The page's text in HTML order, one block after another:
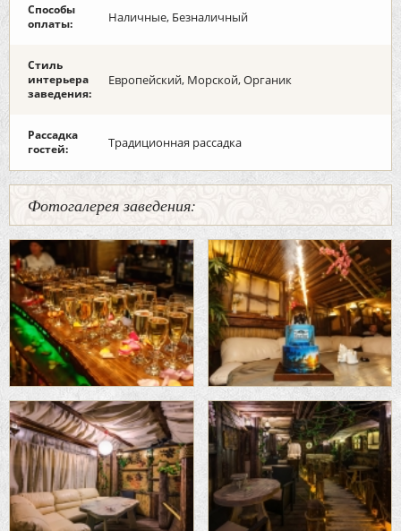
Способы
оплаты:
Наличные, Безналичный
Стиль
интерьера
заведения:
Европейский, Морской, Органик
Рассадка
гостей:
Традиционная рассадка
Фотогалерея заведения: